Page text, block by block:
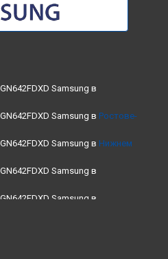
Samsung в
Samsung в Ростове-
Samsung в Нижнем
Samsung в
Samsung в
Samsung в
Samsung в